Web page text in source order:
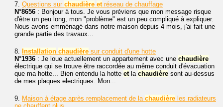
7. Questions sur chaudière etréseau de chauffage
N°8656 : Bonjour à tous. Je vous préviens que mon message risque
d'être un peu long, mon "problème" est un peu compliqué à expliquer.
Nous avons emménagé dans notre maison depuis 4 mois, j'ai fait une
grande partie des travaux...
8. Installation chaudière sur conduit d'une hotte
N°1936 : Je loue actuellement un appartement avec une chaudière
électrique qui se trouve être raccordée au même conduit d'évacuation
que ma hotte... Bien entendu la hotte etla chaudière sont au-dessus
de mes plaques electriques. Mon...
9. Maison à étage après remplacement de la chaudière les radiateurs